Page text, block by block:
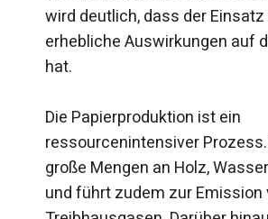
wird deutlich, dass der
erhebliche Auswirkungen auf
hat.
Die Papierproduktion ist ein
ressourcenintensiver
große Mengen an Holz,
und führt zudem zur Emission